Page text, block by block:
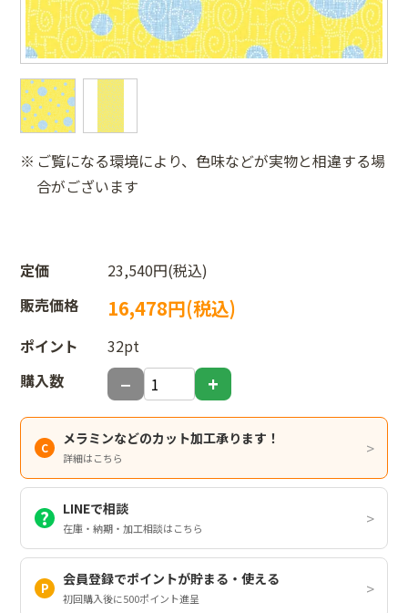
ご覧になる環境により、色味などが実物と相違する場
合がございます
定価
23,540円(税込)
販売価格
16,478円(税込)
ポイント
32pt
購入数
メラミンなどのカット加工承ります！
詳細はこちら
LINEで相談
在庫・納期・加工相談はこちら
会員登録でポイントが貯まる・使える
初回購入後に500ポイント進呈